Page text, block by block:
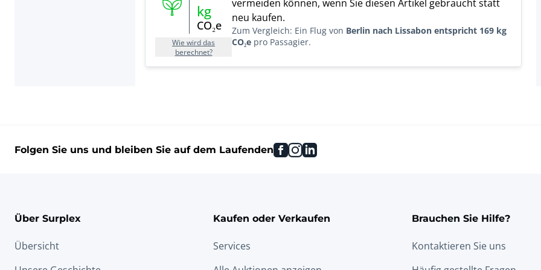
kg
CO₂e
Wie wird das
berechnet?
vermeiden können, wenn Sie diesen Artikel gebraucht statt
neu kaufen.
Zum Vergleich: Ein Flug von Berlin nach Lissabon entspricht 169 kg
CO₂e pro Passagier.
Folgen Sie uns und bleiben Sie auf dem Laufenden facebook
instagram
linkedin
Über Surplex
Übersicht
Kaufen oder Verkaufen
Services
Brauchen Sie Hilfe?
Kontaktieren Sie uns